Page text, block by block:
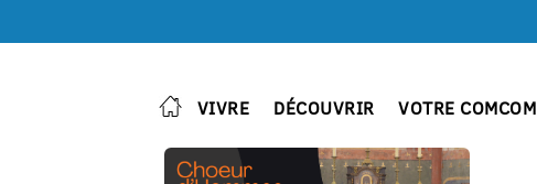
VIVRE DÉCOUVRIR VOTRE COMCOM